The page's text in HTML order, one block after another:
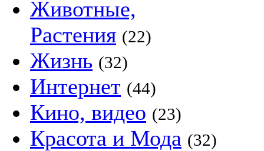
Животные,
Растения (22)
Жизнь (32)
Интернет (44)
Кино, видео (23)
Красота и Мода (32)